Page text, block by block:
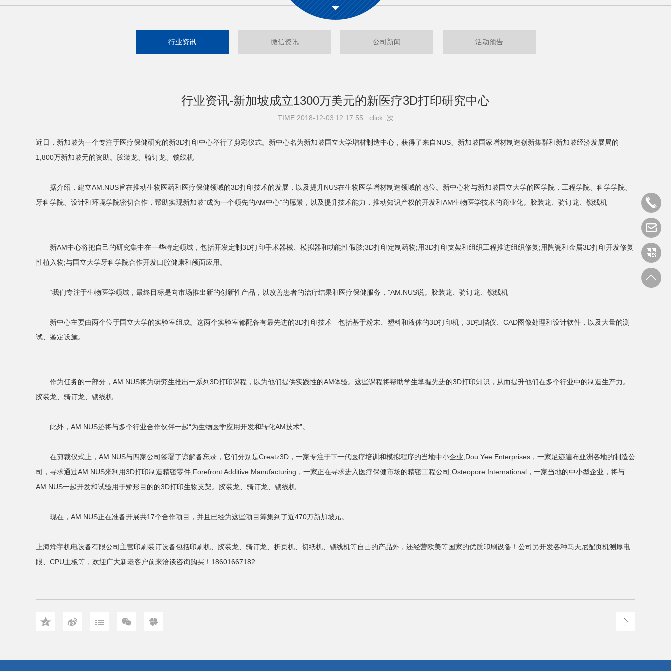
行业资讯 微信资讯 公司新闻 活动预告
行业资讯-新加坡成立1300万美元的新医疗3D打印研究中心
TIME:2018-12-03 12:17:55 click: 次
近日，新加坡为一个专注于医疗保健研究的新3D打印中心举行了剪彩仪式。新中心名为新加坡国立大学增材制造中心，获得了来自NUS、新加坡国家增材制造创新集群和新加坡经济发展局的
1,800万新加坡元的资助。胶装龙、骑订龙、锁线机
据介绍，建立AM.NUS旨在推动生物医药和医疗保健领域的3D打印技术的发展，以及提升NUS在生物医学增材制造领域的地位。新中心将与新加坡国立大学的医学院，工程学院、科学学院、
牙科学院、设计和环境学院密切合作，帮助实现新加坡“成为一个领先的AM中心”的愿景，以及提升技术能力，推动知识产权的开发和AM生物医学技术的商业化。胶装龙、骑订龙、锁线机
新AM中心将把自己的研究集中在一些特定领域，包括开发定制3D打印手术器械、模拟器和功能性假肢;3D打印定制药物;用3D打印支架和组织工程推进组织修复;用陶瓷和金属3D打印开发修复
性植入物;与国立大学牙科学院合作开发口腔健康和颅面应用。
“我们专注于生物医学领域，最终目标是向市场推出新的创新性产品，以改善患者的治疗结果和医疗保健服务，”AM.NUS说。胶装龙、骑订龙、锁线机
新中心主要由两个位于国立大学的实验室组成。这两个实验室都配备有最先进的3D打印技术，包括基于粉末、塑料和液体的3D打印机，3D扫描仪、CAD图像处理和设计软件，以及大量的测
试、鉴定设施。
作为任务的一部分，AM.NUS将为研究生推出一系列3D打印课程，以为他们提供实践性的AM体验。这些课程将帮助学生掌握先进的3D打印知识，从而提升他们在多个行业中的制造生产力。
胶装龙、骑订龙、锁线机
此外，AM.NUS还将与多个行业合作伙伴一起“为生物医学应用开发和转化AM技术”。
在剪裁仪式上，AM.NUS与四家公司签署了谅解备忘录，它们分别是Creatz3D，一家专注于下一代医疗培训和模拟程序的当地中小企业;Dou Yee Enterprises，一家足迹遍布亚洲各地的制造公
司，寻求通过AM.NUS来利用3D打印制造精密零件;Forefront Additive Manufacturing，一家正在寻求进入医疗保健市场的精密工程公司;Osteopore International，一家当地的中小型企业，将与
AM.NUS一起开发和试验用于矫形目的的3D打印生物支架。胶装龙、骑订龙、锁线机
现在，AM.NUS正在准备开展共17个合作项目，并且已经为这些项目筹集到了近470万新加坡元。
上海烨宇机电设备有限公司主营印刷装订设备包括印刷机、 胶装龙 骑订龙 、折页机、切纸机、 锁线机等自己的产品外，还经营欧美等国家的优质印刷设备！公司另开发各种马天尼配页机测厚电
眼 、CPU主板等，欢迎广大新老客户前来洽谈咨询购买！18601667182